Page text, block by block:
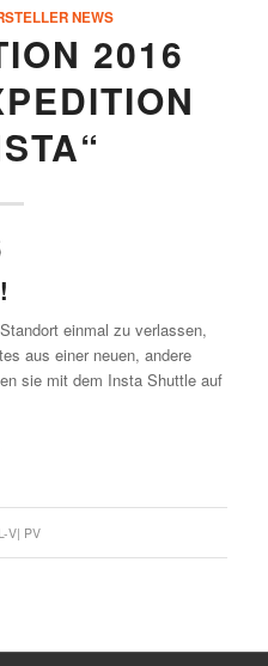
NEWS
2016
einmal zu verlassen,
aus einer neuen, andere
sie mit dem Insta Shuttle auf
V| PV